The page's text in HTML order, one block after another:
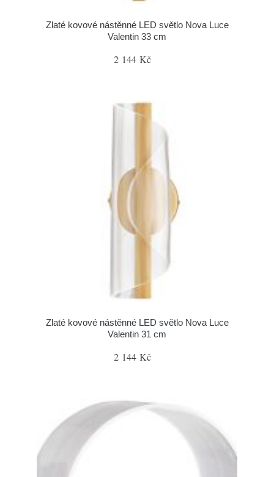
Zlaté kovové nástěnné LED světlo Nova Luce
Valentin 33 cm
2 144 Kč
Zlaté kovové nástěnné LED světlo Nova Luce
Valentin 31 cm
2 144 Kč